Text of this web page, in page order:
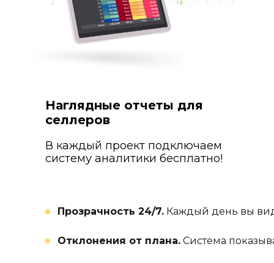
Наглядные отчеты для
селлеров
В каждый проект подключаем
систему аналитики бесплатно!
Отклонения от плана. Система
Прозрачность 24/7. Каждый день вы